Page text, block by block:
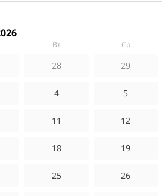
вт ср
28 29
4 5
11 12
18 19
25 26